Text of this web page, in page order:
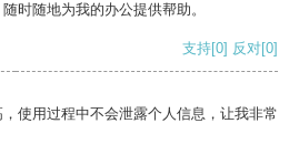
时随地为我的办公提供帮助。
支持[0] 反对[0]
使用过程中不会泄露个人信息，让我非常